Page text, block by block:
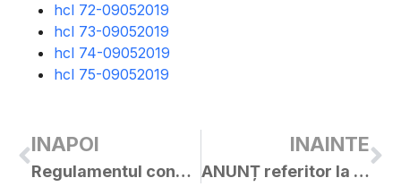
hcl 72-09052019
hcl 73-09052019
hcl 74-09052019
hcl 75-09052019
INAPOI
Regulamentul concursului Floare din campie – 2019
INAINTE
ANUNȚ referitor la ajutorul de minimis pentru aplicarea programului de susținere a producției de usturoi